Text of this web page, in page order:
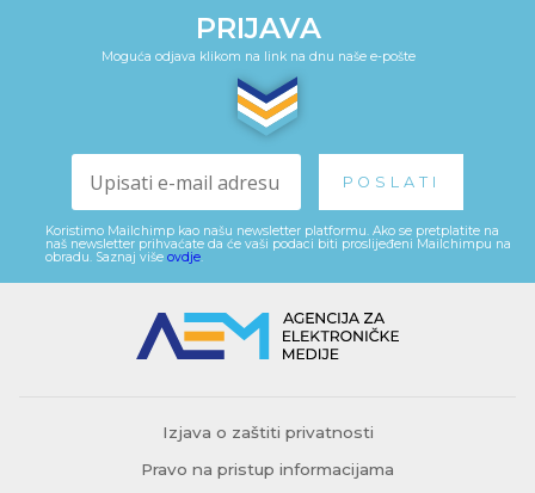
PRIJAVA
Moguća odjava klikom na link na dnu naše e-pošte
Koristimo Mailchimp kao našu newsletter platformu. Ako se pretplatite na
naš newsletter prihvaćate da će vaši podaci biti proslijeđeni Mailchimpu na
obradu. Saznaj više ovdje.
Izjava o zaštiti privatnosti
Pravo na pristup informacijama